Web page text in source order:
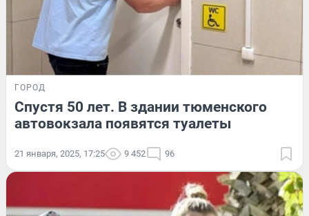
ГОРОД
Спустя 50 лет. В здании тюменского
автовокзала появятся туалеты
21 января, 2025, 17:25 9 452 96